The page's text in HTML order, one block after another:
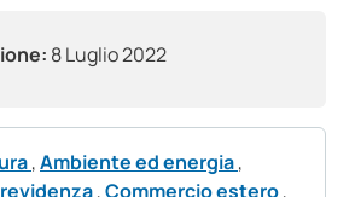
8 Luglio 2022
,Ambiente ed energia,
,Commercio estero,